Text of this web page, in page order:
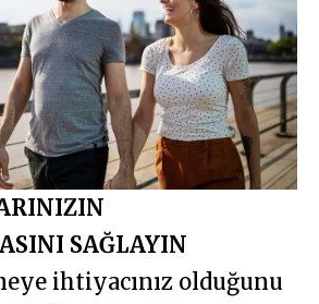
SAĞLAYIN
ihtiyacınız olduğunu